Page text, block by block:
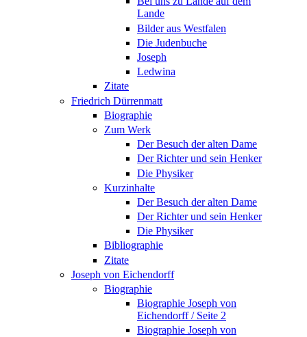
Lande
Bilder aus Westfalen
Die Judenbuche
Joseph
Ledwina
Zitate
Friedrich Dürrenmatt
Biographie
Zum Werk
Der Besuch der alten Dame
Der Richter und sein Henker
Die Physiker
Kurzinhalte
Der Besuch der alten Dame
Der Richter und sein Henker
Die Physiker
Bibliographie
Zitate
Joseph von Eichendorff
Biographie
Biographie Joseph von
Eichendorff / Seite 2
Biographie Joseph von